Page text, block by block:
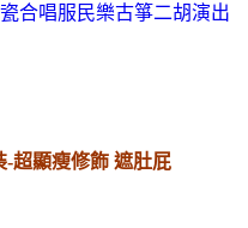
合唱服民樂古箏二胡演出
超顯瘦修飾 遮肚屁